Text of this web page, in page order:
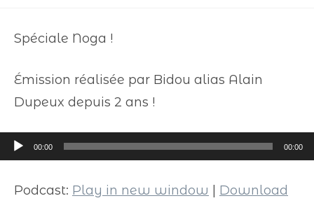
Spéciale Noga !
Émission réalisée par Bidou alias Alain
Dupeux depuis 2 ans !
Lecteur
audio
00:00 00:00
Podcast: Play in new window Download